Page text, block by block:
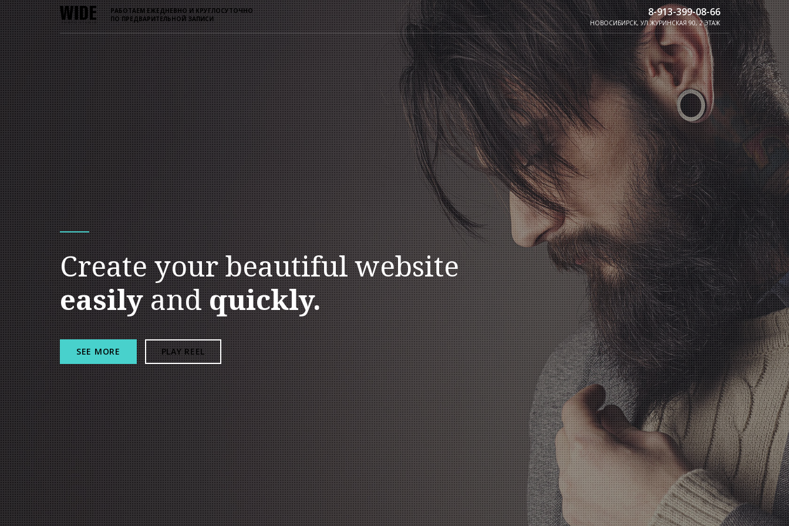
Create your beautiful website
easily andquickly.
SEE MORE PLAY REEL
РАБОТАЕМ ЕЖЕДНЕВНО И КРУГЛОСУТОЧНО
ПО ПРЕДВАРИТЕЛЬНОЙ ЗАПИСИ
8-913-399-08-66
НОВОСИБИРСК, УЛ.ЖУРИНСКАЯ 90, 2 ЭТАЖ